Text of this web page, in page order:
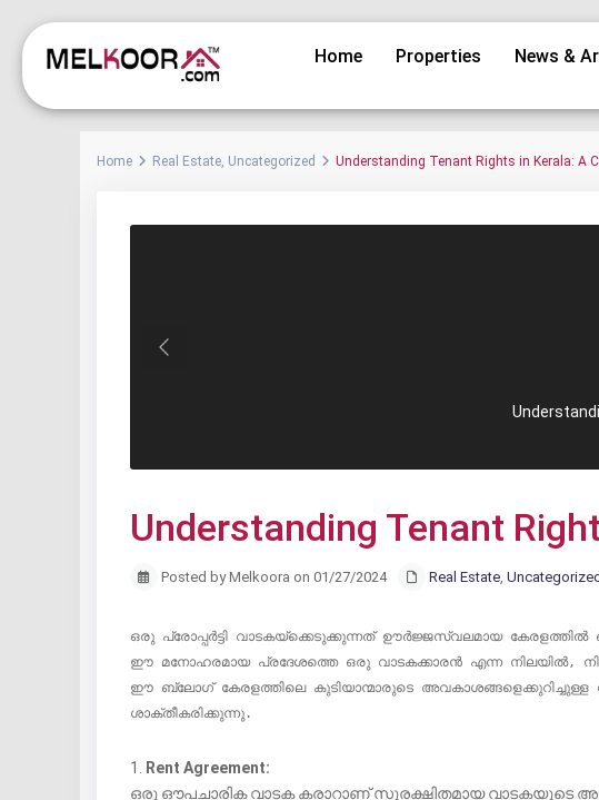
Home Properties News &
Home Real Estate, Uncategorized Understanding Tenant Rights in Kerala: A
Previous
Understanding Tenant
Posted by Melkoora on 01/27/2024 Real Estate, Uncategorized
ഒരു പ്രോപ്പർട്ടി വാടകയ്‌ക്കെടുക്കുന്നത് ഊർജ്ജസ്വലമായ കേരളത്തിൽ ഒരു സാധാരണ സമ്പ്രദായമാണ്, അവിടെ വാടക താമസത്തിനുള്ള ആവശ്യം വൈവിധ്യവും ചലനാത്മകവുമാണ്.
ഈ മനോഹരമായ പ്രദേശത്തെ ഒരു വാടകക്കാരൻ എന്ന നിലയിൽ,
ഈ ബ്ലോഗ് കേരളത്തിലെ കുടിയാന്മാരുടെ
ശാക്തീകരിക്കുന്നു.
1.
Rent Agreement:
ഒരു ഔപചാരിക വാടക കരാറാണ് സുരക്ഷിതമായ വാടകയുടെ